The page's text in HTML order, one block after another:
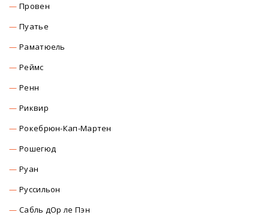
Провен
Пуатье
Раматюель
Реймс
Ренн
Риквир
Рокебрюн-Кап-Мартен
Рошегюд
Руан
Руссильон
Сабль дОр ле Пэн